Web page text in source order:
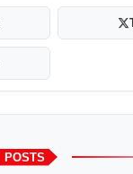
POSTS